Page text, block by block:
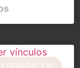
SEPARACIÓN